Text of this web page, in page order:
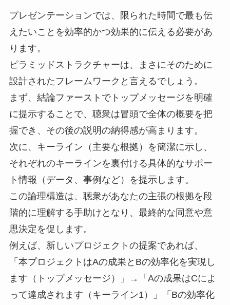
プレゼンテーションでは、限られた時間で最も伝
えたいことを効率的かつ効果的に伝える必要があ
ります。
ピラミッドストラクチャーは、まさにそのために
設計されたフレームワークと言えるでしょう。
まず、結論ファーストでトップメッセージを明確
に提示することで、聴衆は冒頭で全体の概要を把
握でき、その後の説明の納得感が高まります。
次に、キーライン（主要な根拠）を簡潔に示し、
それぞれのキーラインを裏付ける具体的なサポー
ト情報（データ、事例など）を提示します。
この論理構造は、聴衆があなたの主張の根拠を段
階的に理解する手助けとなり、最終的な同意や意
思決定を促します。
例えば、新しいプロジェクトの提案であれば、
「本プロジェクトはAの成果とBの効率化を実現し
ます（トップメッセージ）」→「Aの成果はCによ
って達成されます（キーライン1）」「Bの効率化